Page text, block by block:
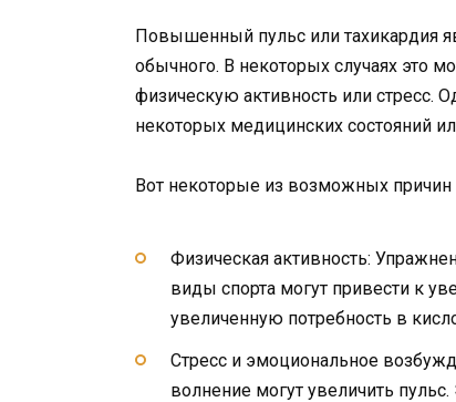
Повышенный пульс или тахикардия
обычного. В некоторых случаях это
физическую активность или стресс.
некоторых медицинских состояний
Вот некоторые из возможных
Физическая активность:
виды спорта могут привести к
увеличенную потребность в
Стресс и эмоциональное
волнение могут увеличить